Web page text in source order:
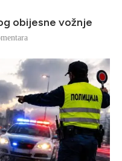
obijesne vožnje